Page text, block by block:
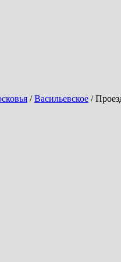
/ Васильевское /